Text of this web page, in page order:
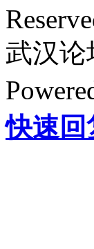
武汉
快速回